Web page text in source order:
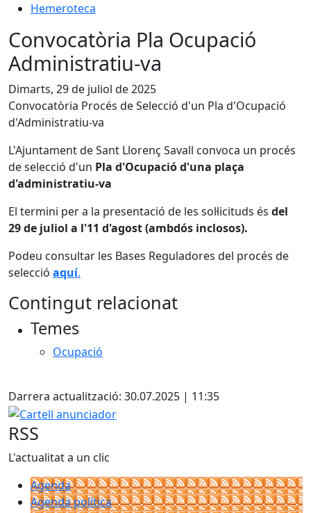
Hemeroteca
Convocatòria Pla Ocupació
Administratiu-va
Dimarts, 29 de juliol de 2025
Convocatòria Procés de Selecció d'un Pla d'Ocupació
d'Administratiu-va
L'Ajuntament de Sant Llorenç Savall convoca un procés
de selecció d'un Pla d'Ocupació d'una plaça
d'administratiu-va
El termini per a la presentació de les sol·licituds és del
29 de juliol a l'11 d'agost (ambdós inclosos).
Podeu consultar les Bases Reguladores del procés de
selecció aquí.
Contingut relacionat
Temes
Ocupació
Darrera actualització: 30.07.2025 | 11:35
Cartell anunciador
RSS
L'actualitat a un clic
Agenda
Agenda política